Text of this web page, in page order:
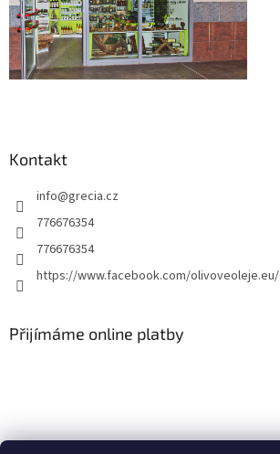
Kontakt
info@grecia.cz
776676354
776676354
https://www.facebook.com/olivoveoleje.eu/
Přijímáme online platby